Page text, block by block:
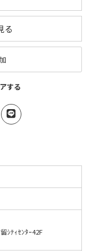
る
する
ｼﾃｨｾﾝﾀｰ42F